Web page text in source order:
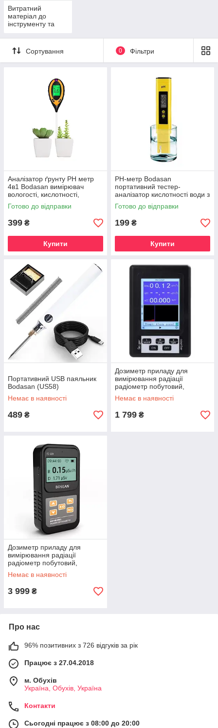
Витратний
матеріал до
інструменту та
Сортування 0 Фільтри
Аналізатор ґрунту PH метр
4в1 Bodasan вимірювач
вологості, кислотності,
температури та освітлення
(H004)
Готово до відправки
399 ₴
Купити
РH-метр Bodasan
портативний тестер-
аналізатор кислотності води з
автокалібруванням (09BX)
Готово до відправки
199 ₴
Купити
Портативний USB паяльник
Bodasan (US58)
Немає в наявності
489 ₴
Дозиметр приладу для
вимірювання радіації
радіометр побутовий,
лічильник Гейгера Bodasan
BR-9B
Немає в наявності
1 799 ₴
Дозиметр приладу для
вимірювання радіації
радіометр побутовий,
лічильник Гейгера Bosean
FS-600
Немає в наявності
3 999 ₴
Про нас
96% позитивних з 726 відгуків за рік
Працює з 27.04.2018
м. Обухів
Україна, Обухів, Україна
Контакти
Сьогодні працює з 08:00 до 20:00